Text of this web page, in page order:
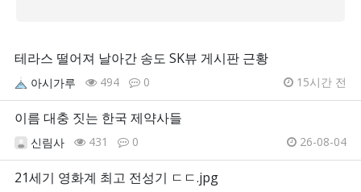
테라스 떨어져 날아간 송도 SK뷰 게시판 근황
아시가루 494 0 15시간 전
이름 대충 짓는 한국 제약사들
신림사 431 0 26-08-04
21세기 영화계 최고 전성기 ㄷㄷ.jpg